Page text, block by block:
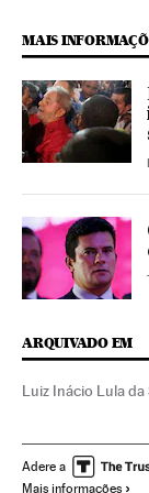
MAIS
ARQUIVADO EM
Luiz Inácio Lula da
Manifestações
Adere a
Mais informações